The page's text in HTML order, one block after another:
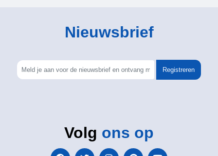
Nieuwsbrief
Registreren
Volg ons op